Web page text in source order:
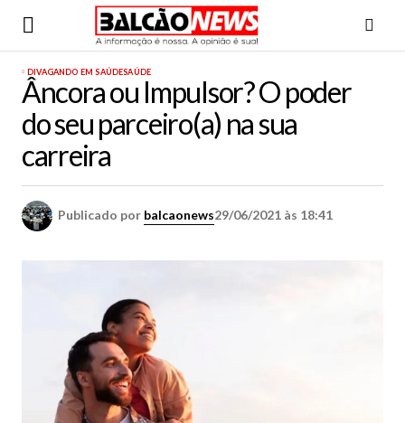
DIVAGANDO EM SAÚDESAÚDE
Âncora ou Impulsor? O poder
do seu parceiro(a) na sua
carreira
Publicado por balcaonews29/06/2021 às 18:41